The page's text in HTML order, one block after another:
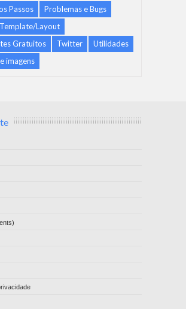
Passos
Problemas e Bugs
Template/Layout
Gratuitos
Twitter
Utilidades
imagens